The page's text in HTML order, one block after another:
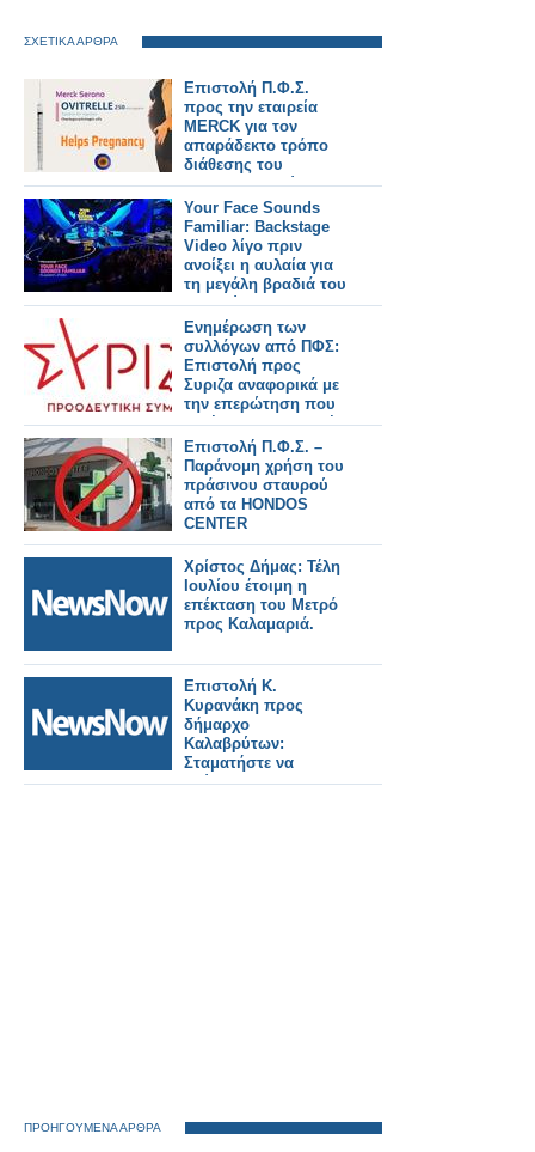
ΣΧΕΤΙΚΑ ΑΡΘΡΑ
Επιστολή Π.Φ.Σ.
προς την εταιρεία
MERCK για τον
απαράδεκτο τρόπο
διάθεσης του
φαρμακευτικού
σκευάσματος Ovitrelle
στα ιδιωτικά
φαρμακεία
Your Face Sounds
Familiar: Backstage
Video λίγο πριν
ανοίξει η αυλαία για
τη μεγάλη βραδιά του
Τελικού
Ενημέρωση των
συλλόγων από ΠΦΣ:
Επιστολή προς
Συριζα αναφορικά με
την επερώτηση που
κατέθεσαν Βουλευτές
του για τα ΜΗΣΥΦΑ
Επιστολή Π.Φ.Σ. –
Παράνομη χρήση του
πράσινου σταυρού
από τα HONDOS
CENTER
Χρίστος Δήμας: Τέλη
Ιουλίου έτοιμη η
επέκταση του Μετρό
προς Καλαμαριά.
Επιστολή Κ.
Κυρανάκη προς
δήμαρχο
Καλαβρύτων:
Σταματήστε να
κρύβεστε και
ΠΡΟΗΓΟΥΜΕΝΑ ΑΡΘΡΑ